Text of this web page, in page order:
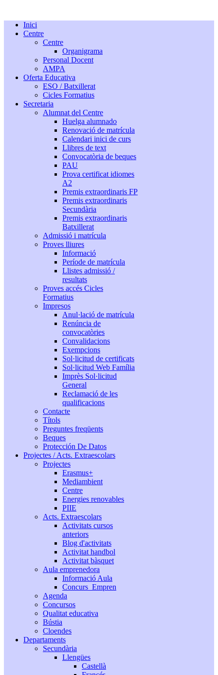
Inici
Centre
Centre
Organigrama
Personal Docent
AMPA
Oferta Educativa
ESO / Batxillerat
Cicles Formatius
Secretaria
Alumnat del Centre
Huelga alumnado
Renovació de matrícula
Calendari inici de curs
Llibres de text
Convocatòria de beques
PAU
Prova certificat idiomes
A2
Premis extraordinaris FP
Premis extraordinaris
Secundària
Premis extraordinaris
Batxillerat
Admissió i matrícula
Proves lliures
Informació
Període de matrícula
Llistes admissió /
resultats
Proves accés Cicles
Formatius
Impresos
Anul·lació de matrícula
Renúncia de
convocatòries
Convalidacions
Exempcions
Sol·licitud de certificats
Sol·licitud Web Família
Imprès Sol·licitud
General
Reclamació de les
qualificacions
Contacte
Títols
Preguntes freqüents
Beques
Protección De Datos
Projectes / Acts. Extraescolars
Projectes
Erasmus+
Mediambient
Centre
Energies renovables
PIIE
Acts. Extraescolars
Activitats cursos
anteriors
Blog d'activitats
Activitat handbol
Activitat bàsquet
Aula emprenedora
Informació Aula
Concurs_Empren
Agenda
Concursos
Qualitat educativa
Bústia
Cloendes
Departaments
Secundària
Llengües
Castellà